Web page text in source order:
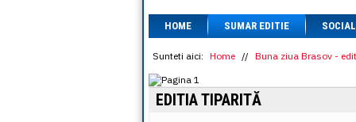
HOME SUMAR EDITIE SOCIAL
Sunteti aici: Home // Buna ziua Brasov -
EDITIA TIPARITĂ